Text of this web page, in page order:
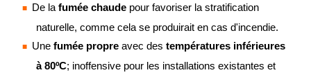
De la fumée chaude pour favoriser la stratification
naturelle, comme cela se produirait en cas d'incendie.
Une fumée propre avec des températures inférieures
à 80ºC; inoffensive pour les installations existantes et